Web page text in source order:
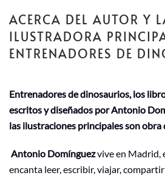
ACERCA DEL AUTOR Y
ILUSTRADORA
ENTRENADORES DE
Entrenadores de dinosaurios, los
escritos y diseñados por Antonio
las ilustraciones principales son obra
Antonio Domínguezvive en Madrid,
encanta leer, escribir, viajar,